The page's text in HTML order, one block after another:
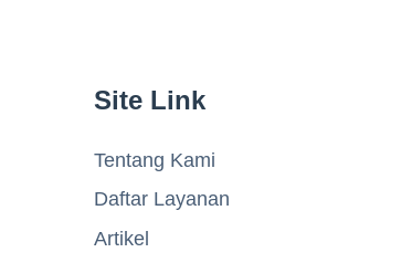
Site Link
Tentang Kami
Daftar Layanan
Artikel